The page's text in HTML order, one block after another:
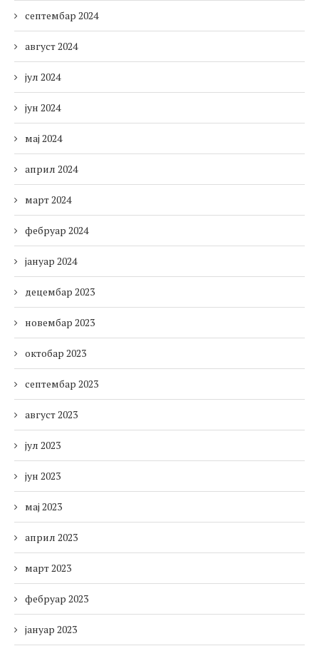
септембар 2024
август 2024
јул 2024
јун 2024
мај 2024
април 2024
март 2024
фебруар 2024
јануар 2024
децембар 2023
новембар 2023
октобар 2023
септембар 2023
август 2023
јул 2023
јун 2023
мај 2023
април 2023
март 2023
фебруар 2023
јануар 2023